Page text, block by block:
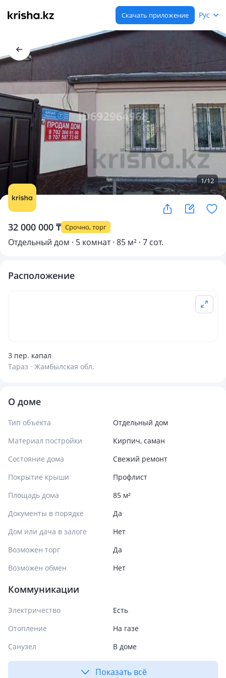
Скачать приложение Рус
1/12
32 000 000 ₸ Срочно, торг
Отдельный дом · 5 комнат · 85 м² · 7 сот.
Расположение
3 пер. капал
Тараз · Жамбылская обл.
О доме
Тип объекта
Отдельный дом
Материал постройки
Кирпич, саман
Состояние дома
Свежий ремонт
Покрытие крыши
Профлист
Площадь дома
85 м²
Документы в порядке
Да
Дом или дача в залоге
Нет
Возможен торг
Да
Возможен обмен
Нет
Коммуникации
Электричество
Есть
Отопление
На газе
Санузел
В доме
Показать всё